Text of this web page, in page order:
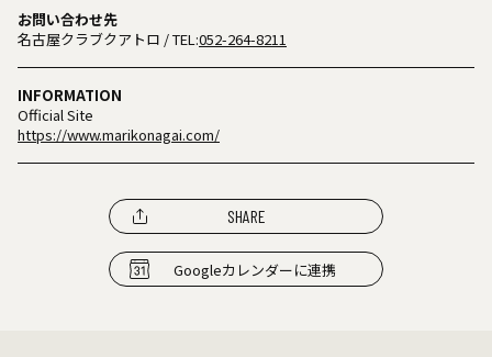
お問い合わせ先
名古屋クラブクアトロ / TEL:052-264-8211
INFORMATION
Official Site
https://www.marikonagai.com/
SHARE
Googleカレンダーに連携